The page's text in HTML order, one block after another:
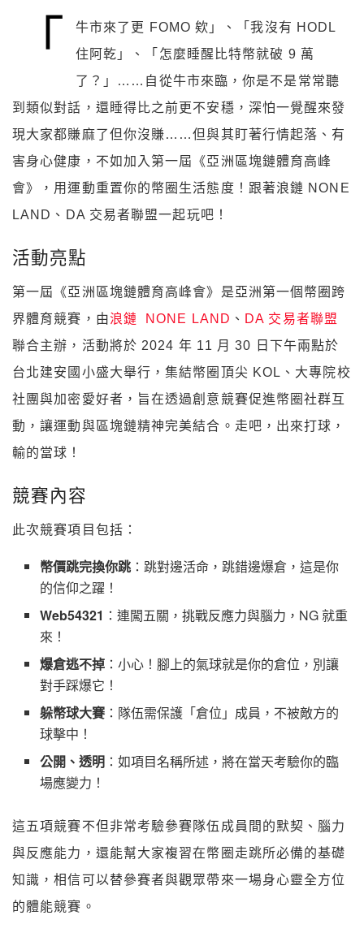
「
牛市來了更 FOMO 欸」、「我沒有 HODL
住阿乾」、「怎麼睡醒比特幣就破 9 萬
了？」……自從牛市來臨，你是不是常常聽
到類似對話，還睡得比之前更不安穩，深怕一覺醒來發
現大家都賺麻了但你沒賺……但與其盯著行情起落、有
害身心健康，不如加入第一屆《亞洲區塊鏈體育高峰
會》，用運動重置你的幣圈生活態度！跟著浪鏈 NONE
LAND、DA 交易者聯盟一起玩吧！
活動亮點
第一屆《亞洲區塊鏈體育高峰會》是亞洲第一個幣圈跨
界體育競賽，由浪鏈 NONE LAND 、 DA 交易者聯盟
聯合主辦，活動將於 2024 年 11 月 30 日下午兩點於
台北建安國小盛大舉行，集結幣圈頂尖 KOL、大專院校
社團與加密愛好者，旨在透過創意競賽促進幣圈社群互
動，讓運動與區塊鏈精神完美結合。走吧，出來打球，
輸的當球！
競賽內容
此次競賽項目包括：
幣價跳完換你跳：跳對邊活命，跳錯邊爆倉，這是你
的信仰之躍！
Web54321 ：連闖五關，挑戰反應力與腦力，NG 就重
來！
爆倉逃不掉 ：小心！腳上的氣球就是你的倉位，別讓
對手踩爆它！
躲幣球大賽 ：隊伍需保護「倉位」成員，不被敵方的
球擊中！
公開、透明 ：如項目名稱所述，將在當天考驗你的臨
場應變力！
這五項競賽不但非常考驗參賽隊伍成員間的默契、腦力
與反應能力，還能幫大家複習在幣圈走跳所必備的基礎
知識，相信可以替參賽者與觀眾帶來一場身心靈全方位
的體能競賽。